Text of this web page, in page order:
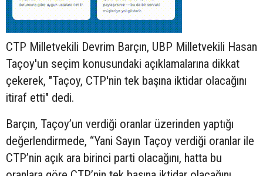
CTP Milletvekili Devrim Barçın, UBP Milletvekili Hasan
Taçoy'un seçim konusundaki açıklamalarına dikkat
çekerek, "Taçoy, CTP'nin tek başına iktidar olacağını
itiraf etti" dedi.
Barçın, Taçoy’un verdiği oranlar üzerinden yaptığı
değerlendirmede, “Yani Sayın Taçoy verdiği oranlar ile
CTP’nin açık ara birinci parti olacağını, hatta bu